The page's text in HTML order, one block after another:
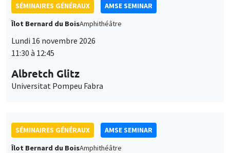
SÉMINAIRES GÉNÉRAUX
AMSE SEMINAR
Îlot Bernard du BoisAmphithéâtre
Lundi 16 novembre 2026
11:30 à 12:45
Albretch Glitz
Universitat Pompeu Fabra
SÉMINAIRES GÉNÉRAUX
AMSE SEMINAR
Îlot Bernard du BoisAmphithéâtre